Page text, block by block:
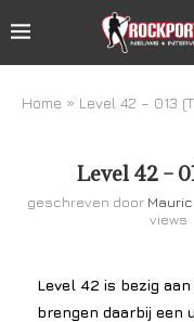
Home » Level 42 – 013
Level 42 –
geschreven door
views
Level 42 is bezig
brengen daarbij een